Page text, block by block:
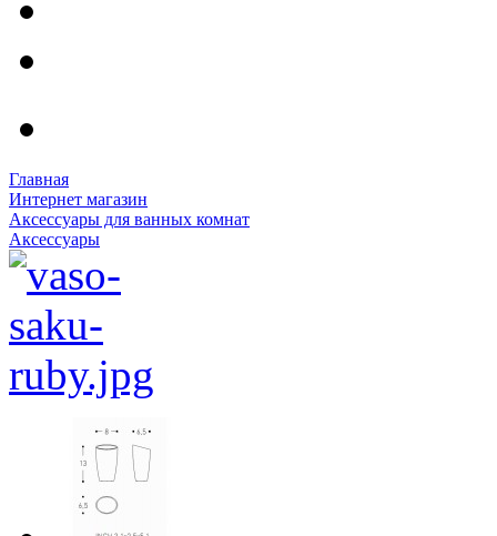
Главная
Интернет магазин
Аксессуары для ванных комнат
Аксессуары